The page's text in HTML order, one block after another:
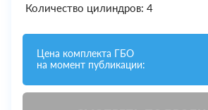
Количество цилиндров: 4
Цена комплекта ГБО
на момент публикации: